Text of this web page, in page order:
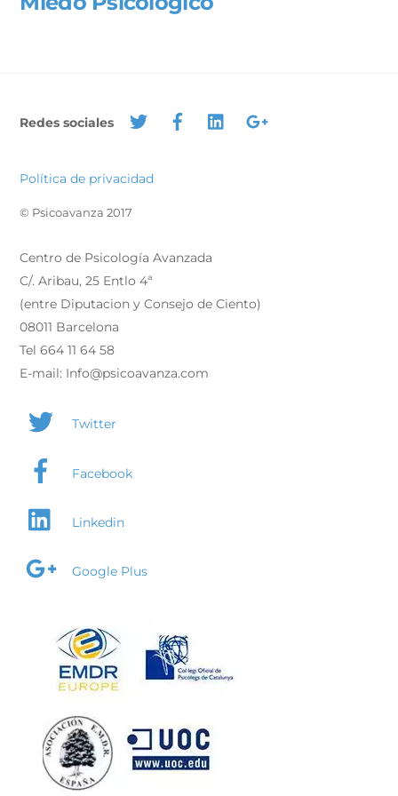
Redes sociales
Política de privacidad
© Psicoavanza 2017
Centro de Psicología Avanzada
C/. Aribau, 25 Entlo 4ª
(entre Diputacion y Consejo de Ciento)
08011 Barcelona
Tel 664 11 64 58
E-mail: Info@psicoavanza.com
Twitter
Facebook
Linkedin
Google Plus